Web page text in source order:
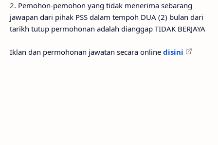
2. Pemohon-pemohon yang tidak menerima sebarang
jawapan dari pihak PSS dalam tempoh DUA (2) bulan dari
tarikh tutup permohonan adalah dianggap TIDAK BERJAYA
Iklan dan permohonan jawatan secara online disini